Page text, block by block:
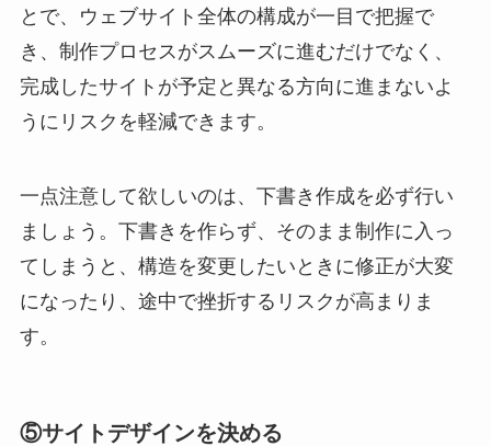
とで、ウェブサイト全体の構成が一目で把握で
き、制作プロセスがスムーズに進むだけでなく、
完成したサイトが予定と異なる方向に進まないよ
うにリスクを軽減できます。
一点注意して欲しいのは、下書き作成を必ず行い
ましょう。下書きを作らず、そのまま制作に入っ
てしまうと、構造を変更したいときに修正が大変
になったり、途中で挫折するリスクが高まりま
す。
⑤サイトデザインを決める